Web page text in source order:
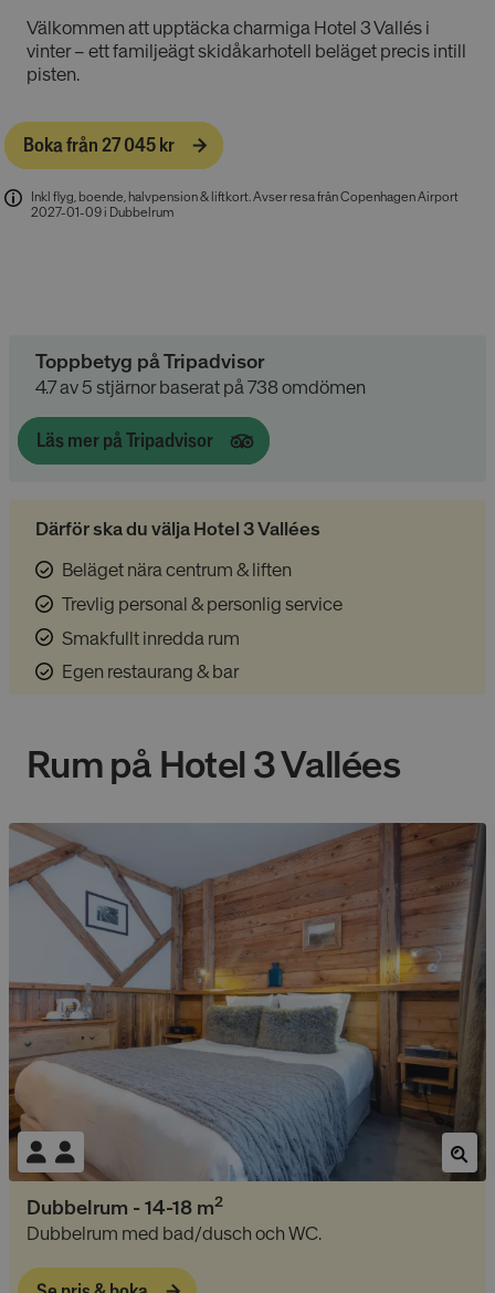
Välkommen att upptäcka charmiga Hotel 3 Vallés i
vinter – ett familjeägt skidåkarhotell beläget precis intill
pisten.
Boka från 27 045 kr
Inkl flyg, boende, halvpension & liftkort.Avser resa från Copenhagen Airport
2027-01-09 i Dubbelrum
Toppbetyg på Tripadvisor
4.7 av 5 stjärnor baserat på 738 omdömen
Läs mer på Tripadvisor
Därför ska du välja Hotel 3 Vallées
Beläget nära centrum & liften
Trevlig personal & personlig service
Smakfullt inredda rum
Egen restaurang & bar
Rum på Hotel 3 Vallées
Dubbelrum -14-18 m2
Dubbelrum med bad/dusch och WC.